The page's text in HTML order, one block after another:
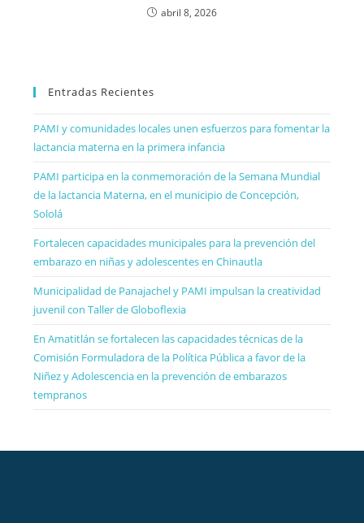
abril 8, 2026
Entradas Recientes
PAMI y comunidades locales unen esfuerzos para fomentar la
lactancia materna en la primera infancia
PAMI participa en la conmemoración de la Semana Mundial
de la lactancia Materna, en el municipio de Concepción,
Sololá
Fortalecen capacidades municipales para la prevención del
embarazo en niñas y adolescentes en Chinautla
Municipalidad de Panajachel y PAMI impulsan la creatividad
juvenil con Taller de Globoflexia
En Amatitlán se fortalecen las capacidades técnicas de la
Comisión Formuladora de la Política Pública a favor de la
Niñez y Adolescencia en la prevención de embarazos
tempranos